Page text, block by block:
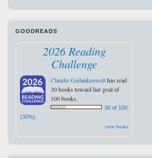
GOODREADS
2026 Reading
Challenge
Claudis Gedankenwelthas read
30 books toward her goal of
100 books.
30 of 100
(30%)
view books